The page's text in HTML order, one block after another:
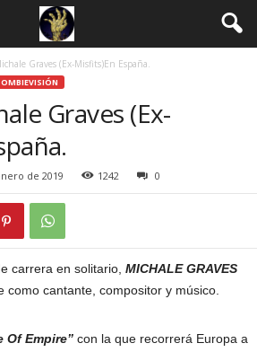
Graves (Ex-Misfits)En España.
Graves (Ex-
de 2019 1242 0
carrera en solitario, MICHALE GRAVES
como cantante, compositor y músico.
Of Empire” con la que recorrerá Europa a